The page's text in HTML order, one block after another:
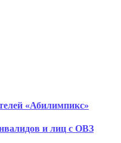
«Абилимпикс»
и лиц с ОВЗ